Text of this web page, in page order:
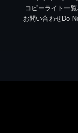
コピーライト一覧
お問い合わせDo